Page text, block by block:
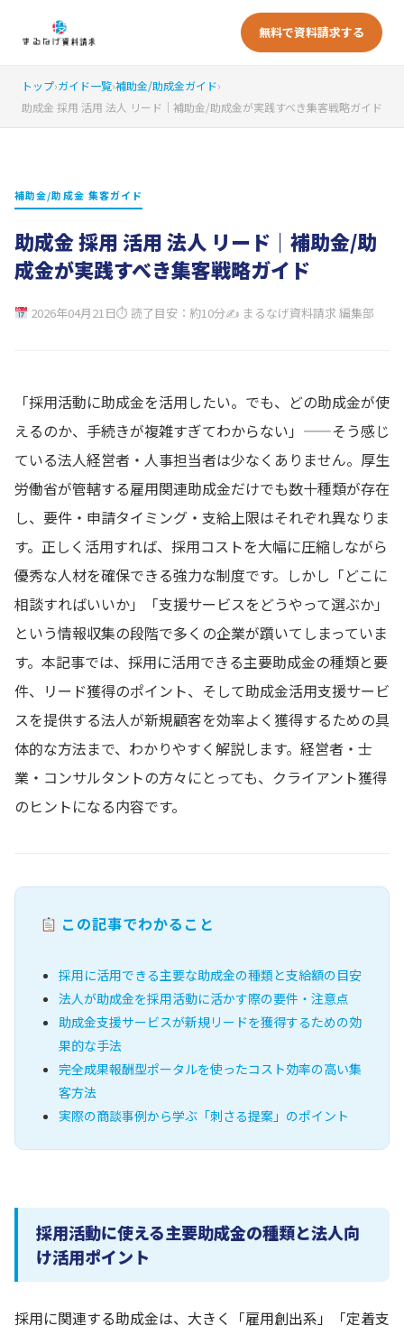
無料で資料請求する
トップ›ガイド一覧›補助金/助成金ガイド›
助成金 採用 活用 法人 リード｜補助金/助成金が実践すべき集客戦略ガイド
補助金/助成金 集客ガイド
助成金 採用 活用 法人 リード｜補助金/助
成金が実践すべき集客戦略ガイド
2026年04月21日⏱ 読了目安：約10分✍ まるなげ資料請求 編集部
「採用活動に助成金を活用したい。でも、どの助成金が使
えるのか、手続きが複雑すぎてわからない」——そう感じ
ている法人経営者・人事担当者は少なくありません。厚生
労働省が管轄する雇用関連助成金だけでも数十種類が存在
し、要件・申請タイミング・支給上限はそれぞれ異なりま
す。正しく活用すれば、採用コストを大幅に圧縮しながら
優秀な人材を確保できる強力な制度です。しかし「どこに
相談すればいいか」「支援サービスをどうやって選ぶか」
という情報収集の段階で多くの企業が躓いてしまっていま
す。本記事では、採用に活用できる主要助成金の種類と要
件、リード獲得のポイント、そして助成金活用支援サービ
スを提供する法人が新規顧客を効率よく獲得するための具
体的な方法まで、わかりやすく解説します。経営者・士
業・コンサルタントの方々にとっても、クライアント獲得
のヒントになる内容です。
この記事でわかること
採用に活用できる主要な助成金の種類と支給額の目安
法人が助成金を採用活動に活かす際の要件・注意点
助成金支援サービスが新規リードを獲得するための効
果的な手法
完全成果報酬型ポータルを使ったコスト効率の高い集
客方法
実際の商談事例から学ぶ「刺さる提案」のポイント
採用活動に使える主要助成金の種類と法人向
け活用ポイント
採用に関連する助成金は、大きく「雇用創出系」「定着支